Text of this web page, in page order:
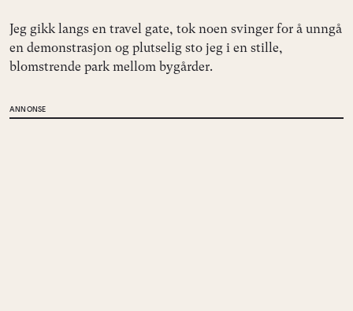
Jeg gikk langs en travel gate, tok noen svinger for å unngå
en demonstrasjon og plutselig sto jeg i en stille,
blomstrende park mellom bygårder.
ANNONSE